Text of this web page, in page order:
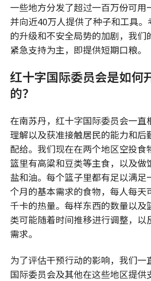
一些地方分发了超过一百万份可用
并向近40万人提供了种子和工具。
的升级和不安全局势的加剧，我们
紧急支持为主，即提供短期口粮。
红十字国际委员会是如何
的？
在南苏丹，红十字国际委员会一直
理解以及获准接触居民的能力和后
配给。我们现在在两个地区空投食
篮里有高粱和豆类等主食，以及做
盐和油。每个篮子里都有足以满足
个月的基本需求的食物，每人每天
千卡的热量。每样东西的数量以及
类可能随着时间推移进行调整，以
需求。
为了评估干预行动的影响，我们一
国际委员会及其他在这些地区提供